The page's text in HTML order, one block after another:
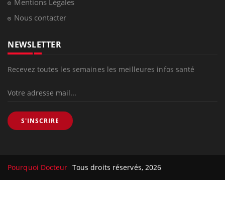
Nous contacter
NEWSLETTER
Recevez toutes les semaines les meilleures infos santé
S'INSCRIRE
Pourquoi Docteur Tous droits réservés, 2026